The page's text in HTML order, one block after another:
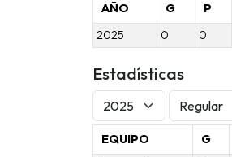
AÑO G P
2025
0 0
Estadísticas
EQUIPO G